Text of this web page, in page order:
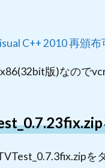
C++ 2010 再頒
版)なので
を